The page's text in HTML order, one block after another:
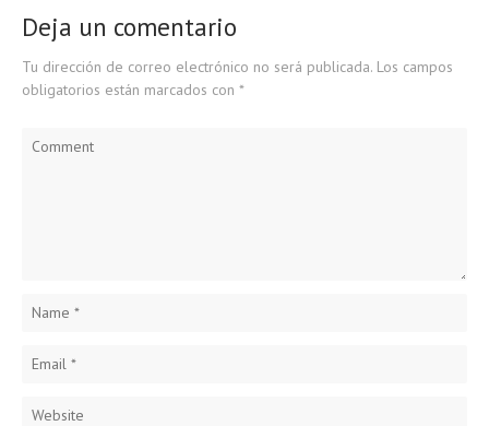
Deja un comentario
Tu dirección de correo electrónico no será publicada. Los campos
obligatorios están marcados con *